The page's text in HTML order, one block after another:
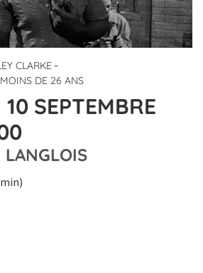
CLARKE -
DE 26 ANS
SEPTEMBRE
LANGLOIS